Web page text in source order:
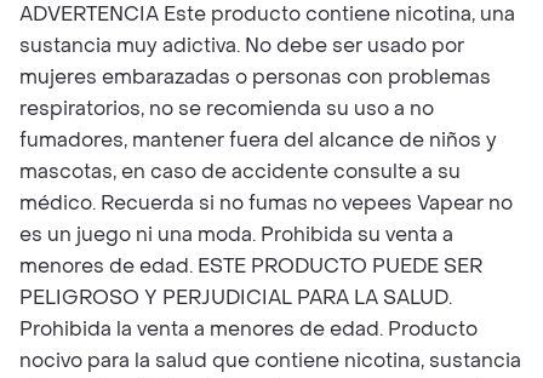
ADVERTENCIA Este producto contiene nicotina, una
sustancia muy adictiva. No debe ser usado por
mujeres embarazadas o personas con problemas
respiratorios, no se recomienda su uso a no
fumadores, mantener fuera del alcance de niños y
mascotas, en caso de accidente consulte a su
médico. Recuerda si no fumas no vepees Vapear no
es un juego ni una moda. Prohibida su venta a
menores de edad. ESTE PRODUCTO PUEDE SER
PELIGROSO Y PERJUDICIAL PARA LA SALUD.
Prohibida la venta a menores de edad. Producto
nocivo para la salud que contiene nicotina, sustancia